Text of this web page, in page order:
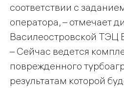
соответствии с
оператора, – отмечает
Василеостровской ТЭЦ
– Сейчас ведется
поврежденного
результатам которой